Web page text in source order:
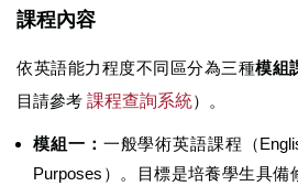
各類申請表單
研究成果
常見問題
課程內容
依英語能力程度不同區分為三種模組
目請參考 課程查詢系統）。
模組一： 一般學術英語課程（
Purposes）。目標是培養學生具備